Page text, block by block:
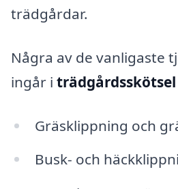
trädgårdar.
Några av de vanligaste
ingår i
Gräsklippning och
Busk- och